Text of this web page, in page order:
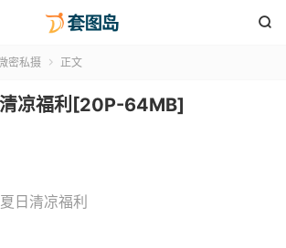

密私摄  正文
凉福利[20P-64MB]
日清凉福利